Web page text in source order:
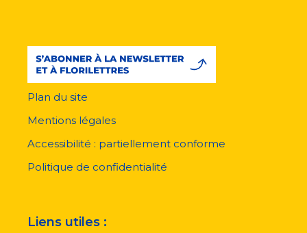
pied
page
Plan du site
Mentions légales
Accessibilité : partiellement conforme
Politique de confidentialité
Liens utiles :